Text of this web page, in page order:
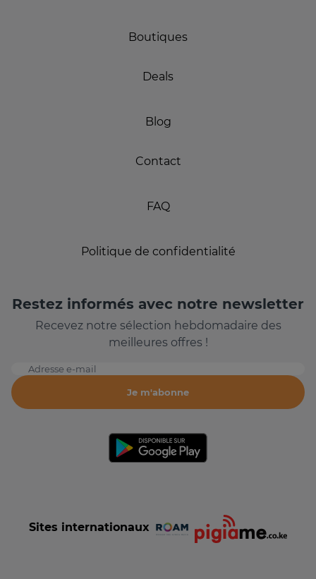
Boutiques
Deals
Blog
Contact
FAQ
Politique de confidentialité
Restez informés avec notre newsletter
Recevez notre sélection hebdomadaire des
meilleures offres !
Adresse e-mail
Je m'abonne
Sites internationaux